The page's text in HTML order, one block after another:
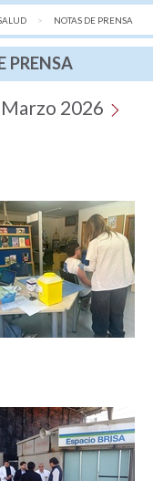
AQUÍ:
NOTAS DE PRENSA
PRENSA
2026